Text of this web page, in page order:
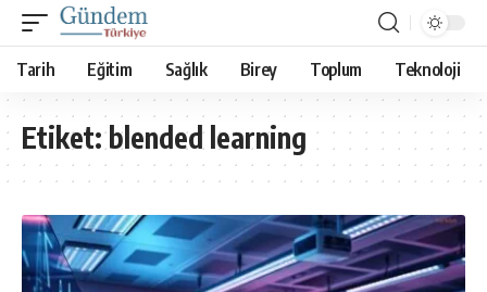
Tarih Eğitim Sağlık Birey Toplum Teknoloji
Etiket:blended learning